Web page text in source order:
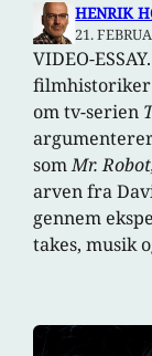
HENRIK
21.
VIDEO-
filmhistoriker
om tv-serien
somMr.
arven fra
gennem
takes, musik